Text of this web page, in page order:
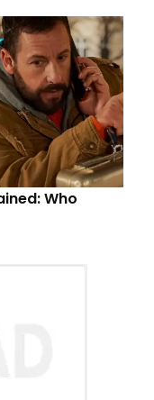
Who